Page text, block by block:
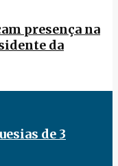
presença na
da
de 3